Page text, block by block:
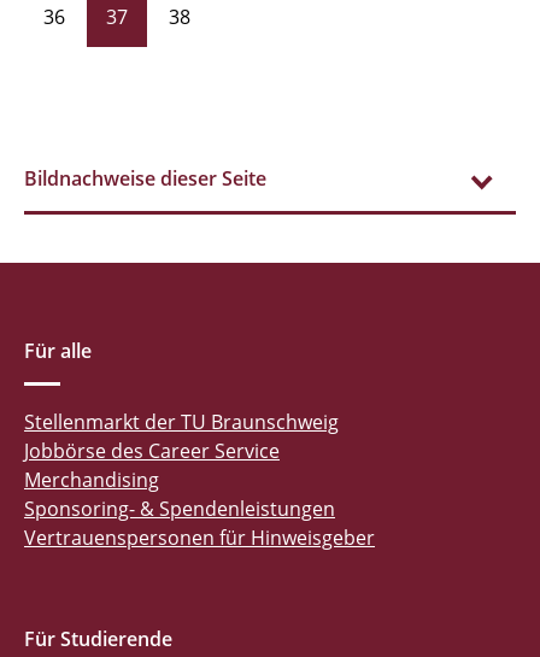
36 37 38
Bildnachweise dieser Seite
Für alle
Stellenmarkt der TU Braunschweig
Jobbörse des Career Service
Merchandising
Sponsoring- & Spendenleistungen
Vertrauenspersonen für Hinweisgeber
Für Studierende